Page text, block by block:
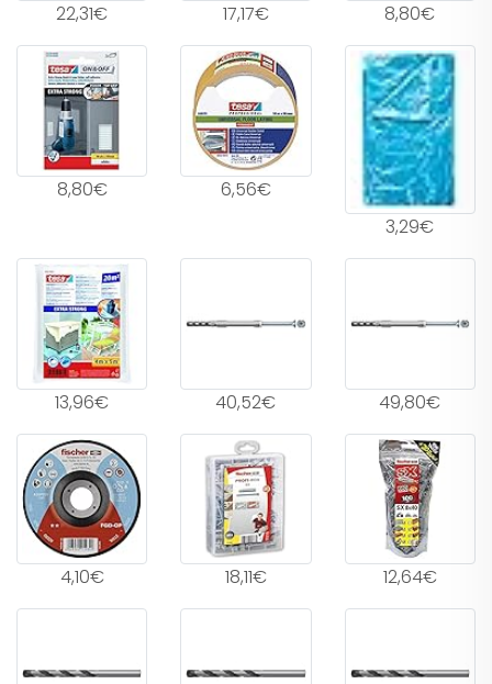
22,31€ 17,17€ 8,80€
8,80€
6,56€
3,29€
13,96€ 40,52€ 49,80€
4,10€ 18,11€ 12,64€